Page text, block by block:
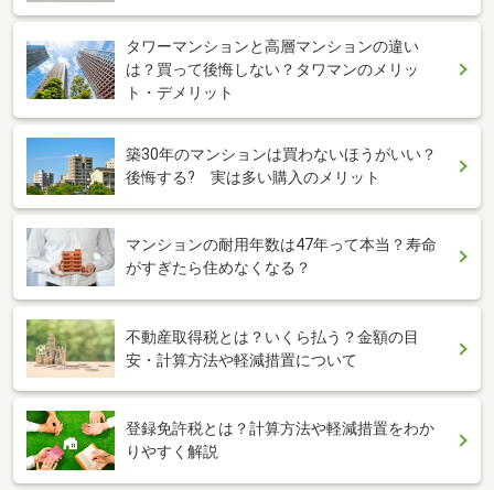
タワーマンションと高層マンションの違い
は？買って後悔しない？タワマンのメリッ
ト・デメリット
築30年のマンションは買わないほうがいい？
後悔する? 実は多い購入のメリット
マンションの耐用年数は47年って本当？寿命
がすぎたら住めなくなる？
不動産取得税とは？いくら払う？金額の目
安・計算方法や軽減措置について
登録免許税とは？計算方法や軽減措置をわか
りやすく解説